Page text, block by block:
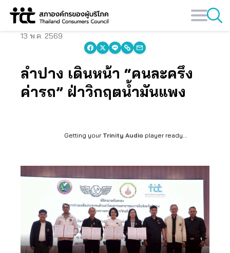
Skip
13 พ.ค. 2569
ลำปาง เดินหน้า “คนละครึ่ง
ค่ารถ” ฝ่าวิกฤตน้ำมันแพง
Getting your Trinity Audio player ready...